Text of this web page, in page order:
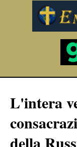
L'intera
della